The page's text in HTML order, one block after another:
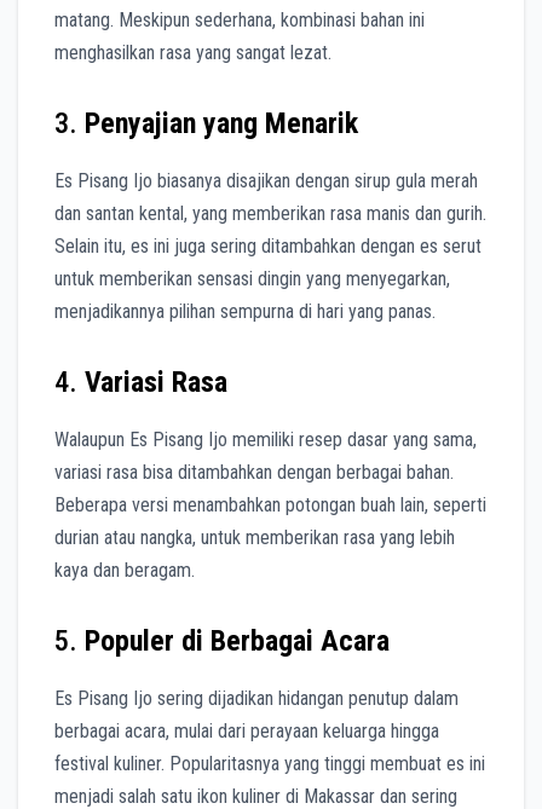
matang. Meskipun sederhana, kombinasi bahan ini
menghasilkan rasa yang sangat lezat.
3. Penyajian yang Menarik
Es Pisang Ijo biasanya disajikan dengan sirup gula merah
dan santan kental, yang memberikan rasa manis dan gurih.
Selain itu, es ini juga sering ditambahkan dengan es serut
untuk memberikan sensasi dingin yang menyegarkan,
menjadikannya pilihan sempurna di hari yang panas.
4. Variasi Rasa
Walaupun Es Pisang Ijo memiliki resep dasar yang sama,
variasi rasa bisa ditambahkan dengan berbagai bahan.
Beberapa versi menambahkan potongan buah lain, seperti
durian atau nangka, untuk memberikan rasa yang lebih
kaya dan beragam.
5. Populer di Berbagai Acara
Es Pisang Ijo sering dijadikan hidangan penutup dalam
berbagai acara, mulai dari perayaan keluarga hingga
festival kuliner. Popularitasnya yang tinggi membuat es ini
menjadi salah satu ikon kuliner di Makassar dan sering